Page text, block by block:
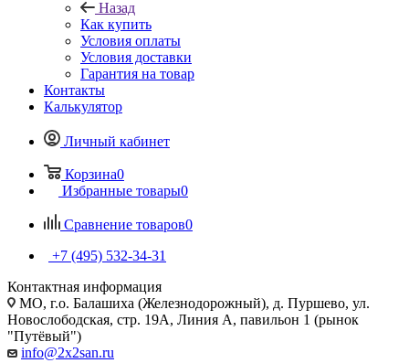
Назад
Как купить
Условия оплаты
Условия доставки
Гарантия на товар
Контакты
Калькулятор
Личный кабинет
Корзина0
Избранные товары0
Сравнение товаров0
+7 (495) 532‑34‑31
Контактная информация
МО, г.о. Балашиха (Железнодорожный), д. Пуршево, ул.
Новослободская, стр. 19А, Линия А, павильон 1 (рынок
"Путёвый")
info@2x2san.ru